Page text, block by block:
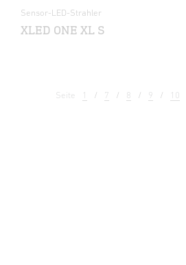
Sensor-LED-Strahler
XLED ONE XL S
Seite 1 7 8 9 10